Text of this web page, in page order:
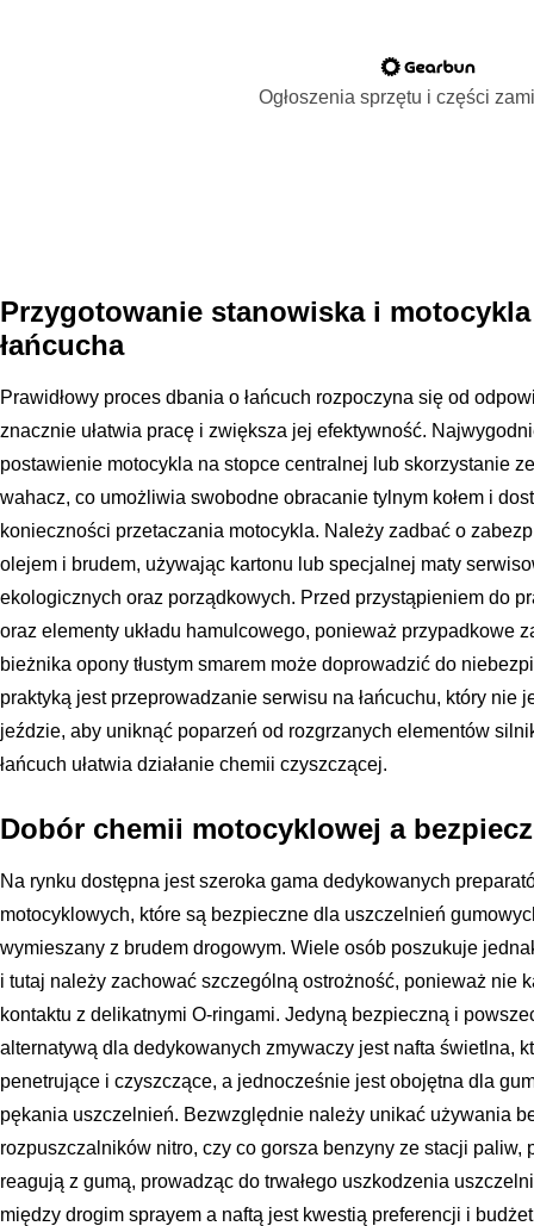
Ogłoszenia sprzętu i części
Przygotowanie stanowiska i
łańcucha
Prawidłowy proces dbania o łańcuch rozpoczyna się od
znacznie ułatwia pracę i zwiększa jej efektywność.
postawienie motocykla na stopce centralnej lub skorzystanie
wahacz, co umożliwia swobodne obracanie tylnym kołem i
konieczności przetaczania motocykla. Należy zadbać o
olejem i brudem, używając kartonu lub specjalnej maty
ekologicznych oraz porządkowych. Przed przystąpieniem do
oraz elementy układu hamulcowego, ponieważ przypadkowe
bieżnika opony tłustym smarem może doprowadzić do
praktyką jest przeprowadzanie serwisu na łańcuchu, który nie
jeździe, aby uniknąć poparzeń od rozgrzanych elementów
łańcuch ułatwia działanie chemii czyszczącej.
Dobór chemii motocyklowej a
Na rynku dostępna jest szeroka gama dedykowanych
motocyklowych, które są bezpieczne dla uszczelnień
wymieszany z brudem drogowym. Wiele osób poszukuje
i tutaj należy zachować szczególną ostrożność, ponieważ nie
kontaktu z delikatnymi O-ringami. Jedyną bezpieczną i
alternatywą dla dedykowanych zmywaczy jest nafta świetlna,
penetrujące i czyszczące, a jednocześnie jest obojętna dla
pękania uszczelnień. Bezwzględnie należy unikać używania
rozpuszczalników nitro, czy co gorsza benzyny ze stacji
reagują z gumą, prowadząc do trwałego uszkodzenia
między drogim sprayem a naftą jest kwestią preferencji i